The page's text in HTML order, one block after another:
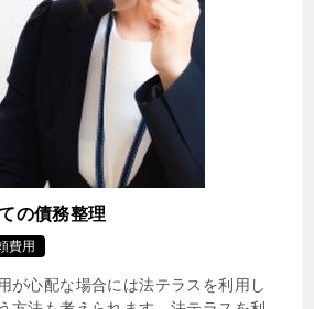
の債務整理
費用
が心配な場合には法テラスを利用し